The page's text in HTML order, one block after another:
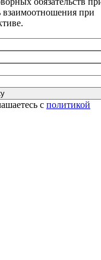
взаимоотношения при
с политикой